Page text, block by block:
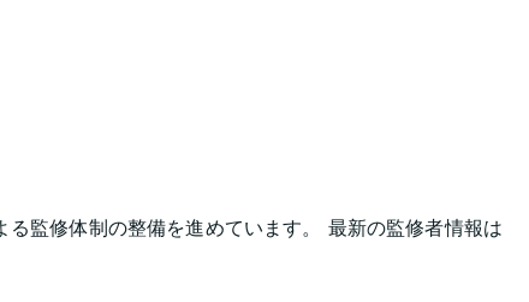
監修体制の整備を進めています。 最新の監修者情報は